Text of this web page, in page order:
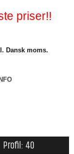
priser!!
Dansk moms.
INFO
Profil: 40